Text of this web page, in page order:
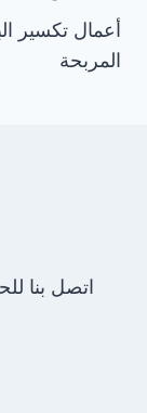
المقالات
أعمال تكسير
المربحة
اتصل بنا